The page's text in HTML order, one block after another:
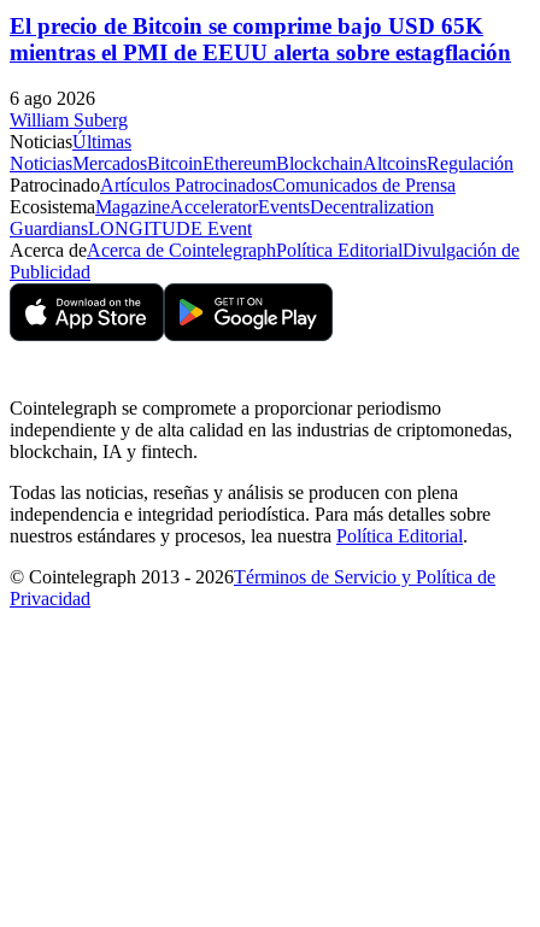
El precio de Bitcoin se comprime bajo USD 65K
mientras el PMI de EEUU alerta sobre estagflación
6 ago 2026
William Suberg
NoticiasÚltimas
NoticiasMercadosBitcoinEthereumBlockchainAltcoinsRegulación
PatrocinadoArtículos PatrocinadosComunicados de Prensa
EcosistemaMagazineAcceleratorEventsDecentralization
GuardiansLONGITUDE Event
Acerca deAcerca de CointelegraphPolítica EditorialDivulgación de
Publicidad
Cointelegraph se compromete a proporcionar periodismo
independiente y de alta calidad en las industrias de criptomonedas,
blockchain, IA y fintech.
Todas las noticias, reseñas y análisis se producen con plena
independencia e integridad periodística. Para más detalles sobre
nuestros estándares y procesos, lea nuestra Política Editorial.
© Cointelegraph 2013 - 2026Términos de Servicio y Política de
Privacidad